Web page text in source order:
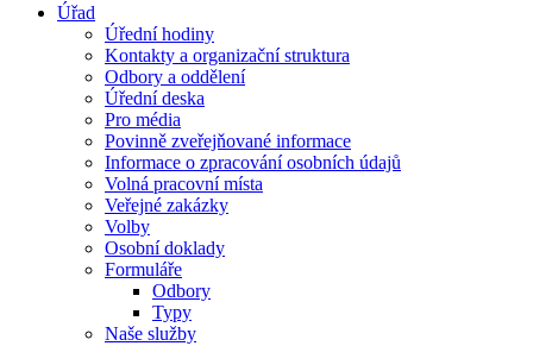
Úřad
Úřední hodiny
Kontakty a organizační struktura
Odbory a oddělení
Úřední deska
Pro média
Povinně zveřejňované informace
Informace o zpracování osobních údajů
Volná pracovní místa
Veřejné zakázky
Volby
Osobní doklady
Formuláře
Odbory
Typy
Naše služby